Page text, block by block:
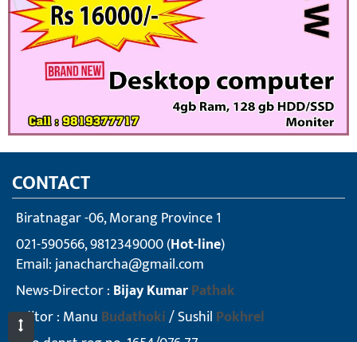
CONTACT
Biratnagar -06, Morang Province 1
021-590566, 9812349000 (Hot-line)
Email:janacharcha@gmail.com
News-Director : Bijay KumarPathak
Editor : Manu Budathoki/ Sushil Pokhrel